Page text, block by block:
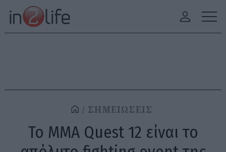
ΣΗΜΕΙΩΣΕΙΣ
To MMA Quest 12 είναι το